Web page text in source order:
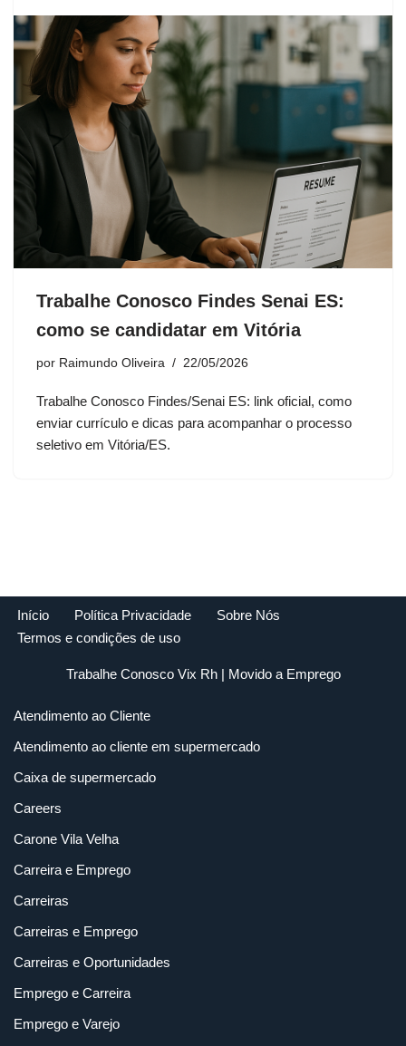
Trabalhe Conosco Findes Senai ES:
como se candidatar em Vitória
por Raimundo Oliveira 22/05/2026
Trabalhe Conosco Findes/Senai ES: link oficial, como
enviar currículo e dicas para acompanhar o processo
seletivo em Vitória/ES.
Início Política Privacidade
Sobre Nós
Termos e condições de uso
Trabalhe Conosco Vix Rh| Movido a Emprego
Atendimento ao Cliente
Atendimento ao cliente em supermercado
Caixa de supermercado
Careers
Carone Vila Velha
Carreira e Emprego
Carreiras
Carreiras e Emprego
Carreiras e Oportunidades
Emprego e Carreira
Emprego e Varejo